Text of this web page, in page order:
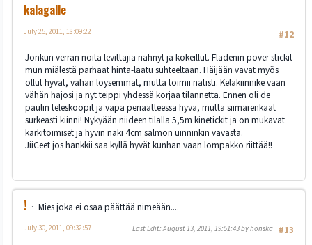
kalagalle
#12
July 25, 2011, 18:09:22
Jonkun verran noita levittäjiä nähnyt ja kokeillut. Fladenin pover stickit
mun miälestä parhaat hinta-laatu suhteeltaan. Häijään vavat myös
ollut hyvät, vähän löysemmät, mutta toimii nätisti. Kelakiinnike vaan
vähän hajosi ja nyt teippi yhdessä korjaa tilannetta. Ennen oli de
paulin teleskoopit ja vapa periaatteessa hyvä, mutta siimarenkaat
surkeasti kiinni! Nykyään niideen tilalla 5,5m kinetickit ja on mukavat
kärkitoimiset ja hyvin näki 4cm salmon uinninkin vavasta.
JiiCeet jos hankkii saa kyllä hyvät kunhan vaan lompakko riittää!!
!
Mies joka ei osaa päättää nimeään....
#13
July 30, 2011, 09:32:57 Last Edit: August 13, 2011, 19:51:43 by honska